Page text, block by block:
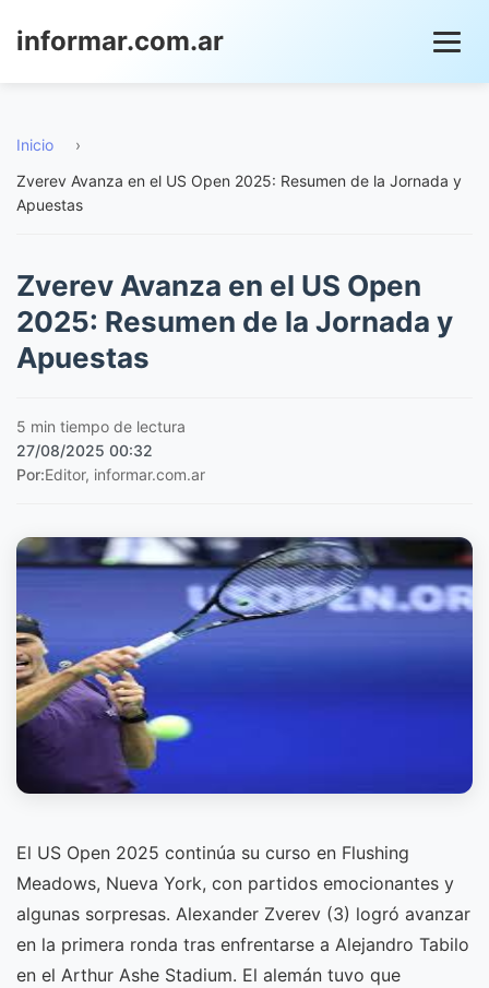
informar.com.ar
Inicio
›
Zverev Avanza en el US Open 2025: Resumen de la Jornada y
Apuestas
Zverev Avanza en el US Open
2025: Resumen de la Jornada y
Apuestas
5 min tiempo de lectura
27/08/2025 00:32
Por:Editor, informar.com.ar
El US Open 2025 continúa su curso en Flushing
Meadows, Nueva York, con partidos emocionantes y
algunas sorpresas. Alexander Zverev (3) logró avanzar
en la primera ronda tras enfrentarse a Alejandro Tabilo
en el Arthur Ashe Stadium. El alemán tuvo que